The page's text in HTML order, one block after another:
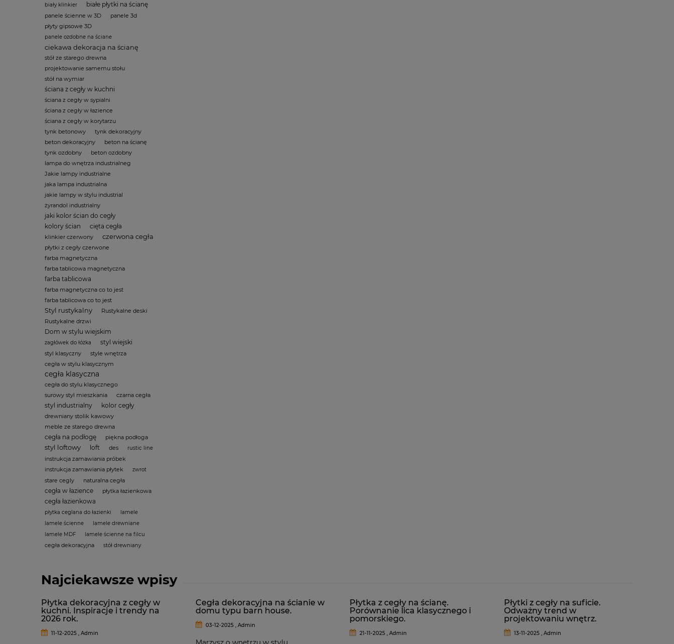
biały klinkier białe płytki na ścianę
panele ścienne w 3D
panele 3d
płyty gipsowe 3D
panele ozdobne na ściane
ciekawa dekoracja na ścianę
stół ze starego drewna
projektowanie samemu stołu
stół na wymiar
ściana z cegły w kuchni
ściana z cegły w sypialni
ściana z cegły w łazience
ściana z cegły w korytarzu
tynk betonowy
tynk dekoracyjny
beton dekoracyjny
beton na ścianę
tynk ozdobny
beton ozdobny
lampa do wnętrza industrialneg
Jakie lampy industrialne
jaka lampa industrialna
jakie lampy w stylu industrial
żyrandol industrialny
jaki kolor ścian do cegły
kolory ścian
cięta cegła
klinkier czerwony czerwona cegła
płytki z cegły czerwone
farba magnetyczna
farba tablicowa magnetyczna
farba tablicowa
farba magnetyczna co to jest
farba tablicowa co to jest
Styl rustykalny
Rustykalne deski
Rustykalne drzwi
Dom w stylu wiejskim
zagłówek do łóżka styl wiejski
styl klasyczny
style wnętrza
cegła w stylu klasycznym
cegła klasyczna
cegła do stylu klasycznego
surowy styl mieszkania
czarna cegła
styl industrialny kolor cegły
drewniany stolik kawowy
meble ze starego drewna
cegła na podłogę piękna podłoga
styl loftowy loft des rustic line
instrukcja zamawiania próbek
instrukcja zamawiania płytek
zwrot
stare cegly naturalna cegła
cegła w łazience płytka łazienkowa
cegła łazienkowa
płytka ceglana do łazienki
lamele
lamele ścienne
lamele drewniane
lamele MDF
lamele ścienne na filcu
cegła dekoracyjna stół drewniany
Najciekawsze wpisy
Płytka dekoracyjna z cegły w
kuchni. Inspiracje i trendy na
2026 rok.
11-12-2025 , Admin
Cegła dekoracyjna na ścianie w
domu typu barn house.
03-12-2025 , Admin
Płytka z cegły na ścianę.
Porównanie lica klasycznego i
pomorskiego.
21-11-2025 , Admin
Płytki z cegły na suficie.
Odważny trend w
projektowaniu wnętrz.
13-11-2025 , Admin